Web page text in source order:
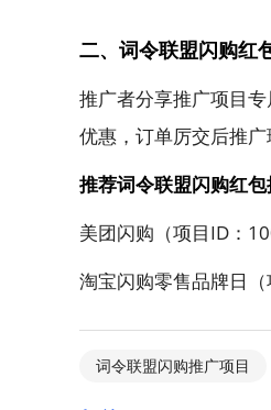
二、词令联盟闪购红
推广者分享推广项目
优惠，订单厉交后推广
推荐词令联盟闪购红包
美团闪购（项目ID：
淘宝闪购零售品牌日（
词令联盟闪购推广项目